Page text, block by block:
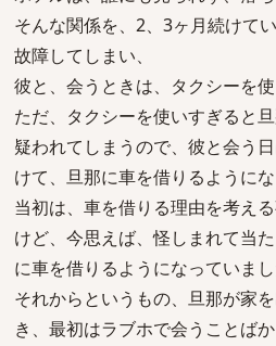
そんな関係を、2、3ヶ月続けて
故障してしまい、
彼と、会うときは、タクシーを
ただ、タクシーを使いすぎると
疑われてしまうので、彼と会う
けて、旦那に車を借りるようにな
当初は、車を借りる理由を考え
けど、今思えば、怪しまれて当
に車を借りるようになっていまし
それからというもの、旦那が家
き、最初はラブホで会うことば